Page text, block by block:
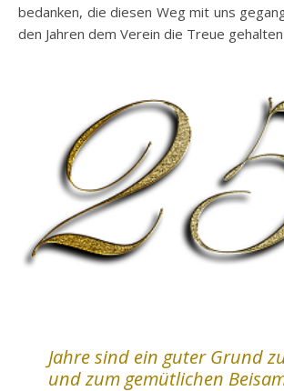
bedanken, die diesen Weg mit uns
den Jahren dem Verein die Treue
Jahre sind ein guter Grund
und zum gemütlichen